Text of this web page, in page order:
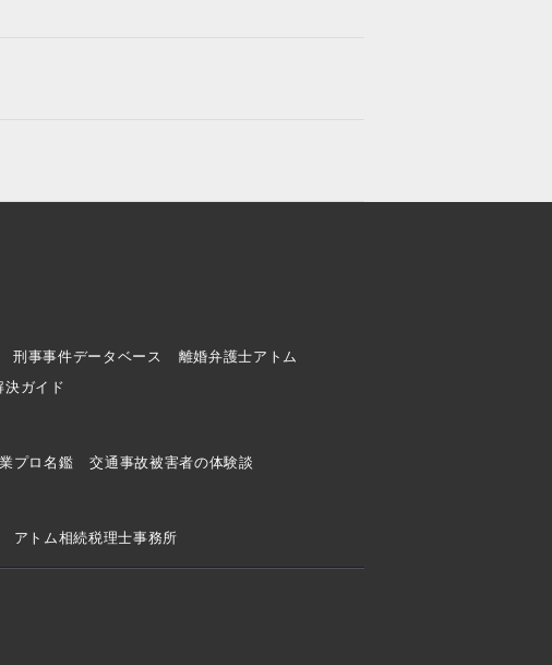
刑事事件データベース
離婚弁護士アトム
決ガイド
プロ名鑑 交通事故被害者の体験談
アトム相続税理士事務所